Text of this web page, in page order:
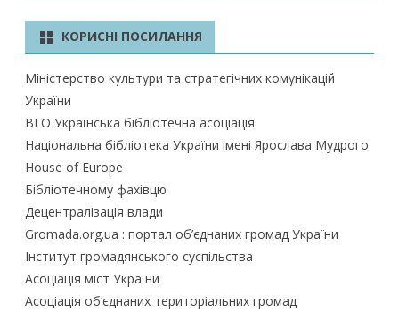
КОРИСНІ ПОСИЛАННЯ
Міністерство культури та стратегічних комунікацій
України
ВГО Українська бібліотечна асоціація
Національна бібліотека України імені Ярослава Мудрого
House of Europe
Бібліотечному фахівцю
Децентралізація влади
Gromada.org.ua : портал об’єднаних громад України
Інститут громадянського суспільства
Асоціація міст України
Асоціація об’єднаних територіальних громад